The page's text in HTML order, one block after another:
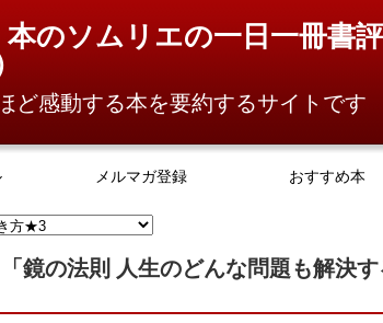
本のソムリエの一日一冊書
ど感動する本を要約するサイトです
メルマガ登録 おすすめ本
「鏡の法則 人生のどんな問題も解決